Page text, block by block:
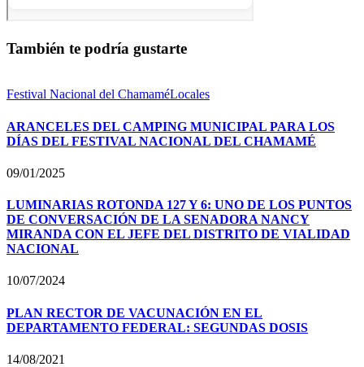
También te podría gustarte
Festival Nacional del ChamaméLocales
ARANCELES DEL CAMPING MUNICIPAL PARA LOS
DÍAS DEL FESTIVAL NACIONAL DEL CHAMAMÉ
09/01/2025
LUMINARIAS ROTONDA 127 Y 6: UNO DE LOS PUNTOS
DE CONVERSACIÓN DE LA SENADORA NANCY
MIRANDA CON EL JEFE DEL DISTRITO DE VIALIDAD
NACIONAL
10/07/2024
PLAN RECTOR DE VACUNACIÓN EN EL
DEPARTAMENTO FEDERAL: SEGUNDAS DOSIS
14/08/2021